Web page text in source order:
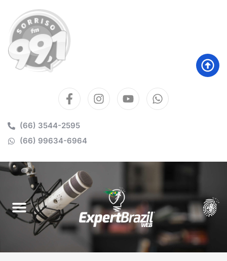
(66) 3544-2595
(66) 99634-6964